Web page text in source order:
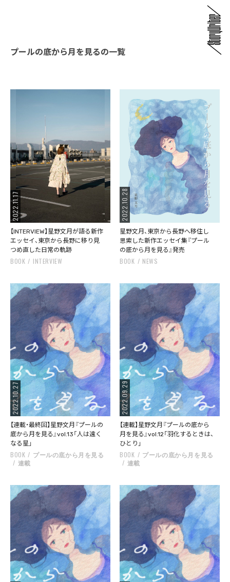
プールの底から月を見るの一覧
2022.11.17
【INTERVIEW】星野文月が語る新作
エッセイ、東京から長野に移り見
つめ直した日常の軌跡
BOOK INTERVIEW
2022.10.28
星野文月、東京から長野へ移住し
思索した新作エッセイ集『プール
の底から月を見る』発売
BOOK NEWS
2022.10.27
【連載・最終回】星野文月『プールの
底から月を見る』vol.13「人は遠く
なる星」
BOOK
プールの底から月を見る
連載
2022.09.29
【連載】星野文月『プールの底から
月を見る』vol.12「羽化するときは、
ひとり」
BOOK
プールの底から月を見る
連載